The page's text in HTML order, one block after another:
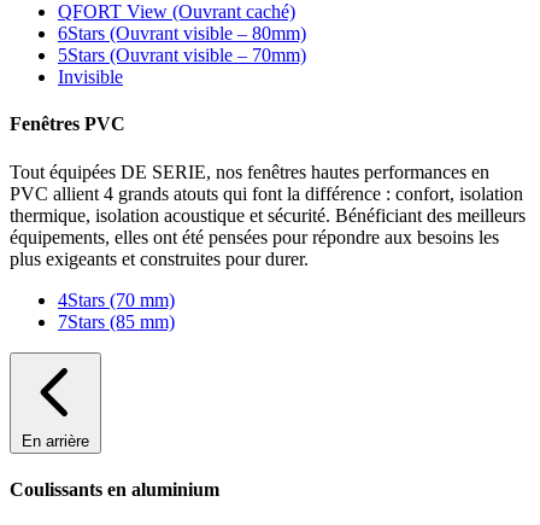
QFORT View (Ouvrant caché)
6Stars (Ouvrant visible – 80mm)
5Stars (Ouvrant visible – 70mm)
Invisible
Fenêtres PVC
Tout équipées DE SERIE, nos fenêtres hautes performances en
PVC allient 4 grands atouts qui font la différence : confort, isolation
thermique, isolation acoustique et sécurité. Bénéficiant des meilleurs
équipements, elles ont été pensées pour répondre aux besoins les
plus exigeants et construites pour durer.
4Stars (70 mm)
7Stars (85 mm)
En arrière
Coulissants en aluminium